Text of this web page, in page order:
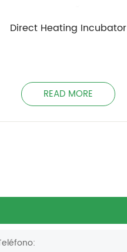
Direct Heating Incubator
READ MORE